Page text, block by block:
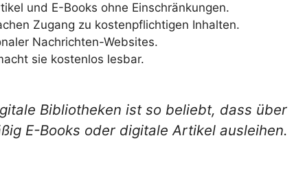
und E-Books ohne Einschränkungen.
Zugang zu kostenpflichtigen Inhalten.
Nachrichten-Websites.
sie kostenlos lesbar.
Bibliotheken ist so beliebt, dass über
E-Books oder digitale Artikel ausleihen.